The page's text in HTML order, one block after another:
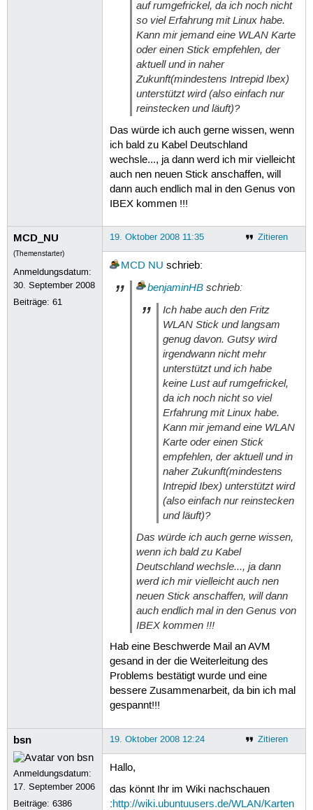
auf rumgefrickel, da ich noch nicht
so viel Erfahrung mit Linux habe.
Kann mir jemand eine WLAN Karte
oder einen Stick empfehlen, der
aktuell und in naher
Zukunft(mindestens Intrepid Ibex)
unterstützt wird (also einfach nur
reinstecken und läuft)?
Das würde ich auch gerne wissen, wenn
ich bald zu Kabel Deutschland
wechsle..., ja dann werd ich mir vielleicht
auch nen neuen Stick anschaffen, will
dann auch endlich mal in den Genus von
IBEX kommen !!!
MCD_NU
(Themenstarter)
Anmeldungsdatum:
30. September 2008
Beiträge:61
Zitieren
19. Oktober 2008 11:35
MCD NU schrieb:
benjaminHBschrieb:
Ich habe auch den Fritz
WLAN Stick und langsam
genug davon. Gutsy wird
irgendwann nicht mehr
unterstützt und ich habe
keine Lust auf rumgefrickel,
da ich noch nicht so viel
Erfahrung mit Linux habe.
Kann mir jemand eine WLAN
Karte oder einen Stick
empfehlen, der aktuell und in
naher Zukunft(mindestens
Intrepid Ibex) unterstützt wird
(also einfach nur reinstecken
und läuft)?
Das würde ich auch gerne wissen,
wenn ich bald zu Kabel
Deutschland wechsle..., ja dann
werd ich mir vielleicht auch nen
neuen Stick anschaffen, will dann
auch endlich mal in den Genus von
IBEX kommen !!!
Hab eine Beschwerde Mail an AVM
gesand in der die Weiterleitung des
Problems bestätigt wurde und eine
bessere Zusammenarbeit, da bin ich mal
gespannt!!!
bsn
Anmeldungsdatum:
17. September 2006
Beiträge:6386
Zitieren
19. Oktober 2008 12:24
Hallo,
das könnt Ihr im Wiki nachschauen
:http://wiki.ubuntuusers.de/WLAN/Karten